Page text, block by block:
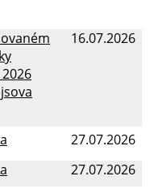
16.07.2026
27.07.2026
27.07.2026